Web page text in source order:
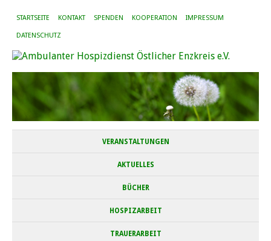
STARTSEITE KONTAKT SPENDEN KOOPERATION IMPRESSUM
DATENSCHUTZ
VERANSTALTUNGEN
AKTUELLES
BÜCHER
HOSPIZARBEIT
TRAUERARBEIT